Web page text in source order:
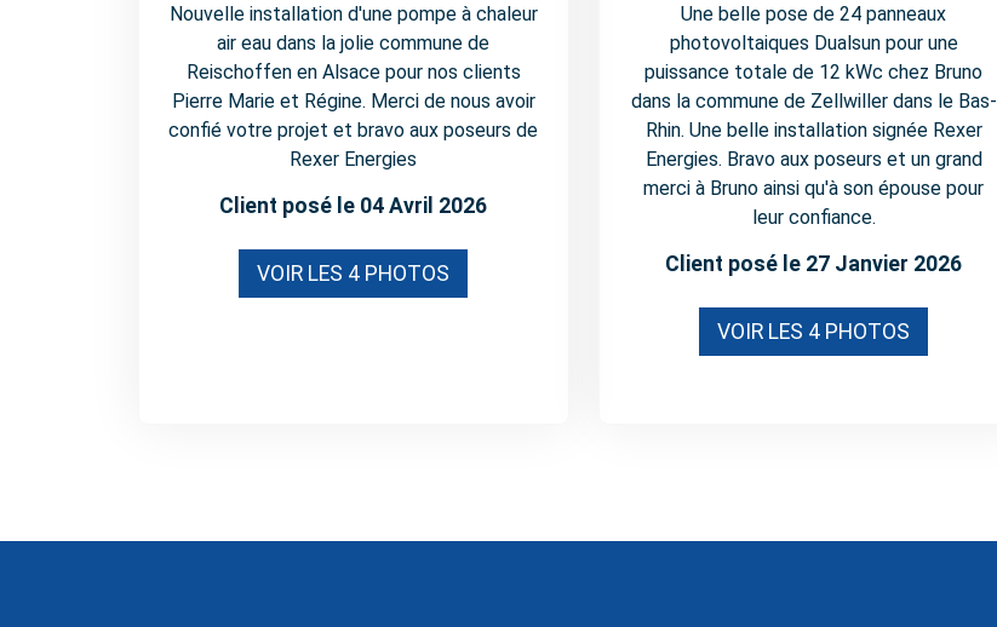
Nouvelle installation d'une pompe à chaleur
air eau dans la jolie commune de
Reischoffen en Alsace pour nos clients
Pierre Marie et Régine. Merci de nous avoir
confié votre projet et bravo aux poseurs de
Rexer Energies
Client posé le 04 Avril 2026
VOIR LES 4 PHOTOS
Une belle pose de 24 panneaux
photovoltaiques Dualsun pour une
puissance totale de 12 kWc chez Bruno
dans la commune de Zellwiller dans le Bas-
Rhin. Une belle installation signée Rexer
Energies. Bravo aux poseurs et un grand
merci à Bruno ainsi qu'à son épouse pour
leur confiance.
Client posé le 27 Janvier 2026
VOIR LES 4 PHOTOS